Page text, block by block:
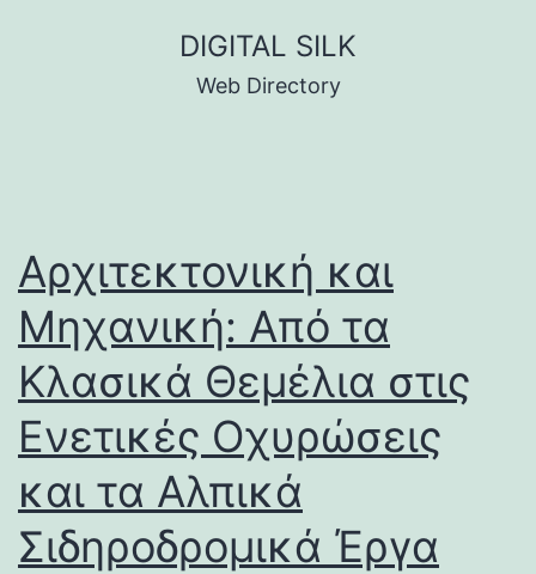
DIGITAL SILK
Web Directory
Αρχιτεκτονική και
Μηχανική: Από τα
Κλασικά Θεμέλια στις
Ενετικές Οχυρώσεις
και τα Αλπικά
Σιδηροδρομικά Έργα